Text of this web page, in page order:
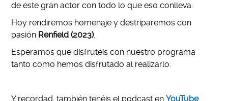
de este gran actor con todo lo que eso conlleva.
Hoy rendiremos homenaje y destriparemos con
pasión Renfield (2023).
Esperamos que disfrutéis con nuestro programa
tanto como hemos disfrutado al realizarlo.
Y recordad, también tenéis el podcast en YouTube